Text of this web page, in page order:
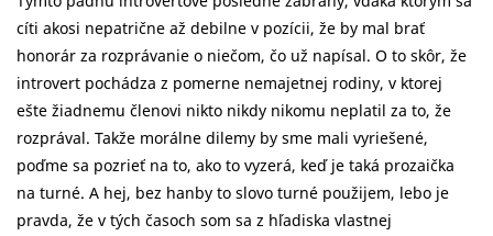
cíti akosi nepatrične až debilne v pozícii, že by mal brať
honorár za rozprávanie o niečom, čo už napísal. O to skôr, že
introvert pochádza z pomerne nemajetnej rodiny, v ktorej
ešte žiadnemu členovi nikto nikdy nikomu neplatil za to, že
rozprával. Takže morálne dilemy by sme mali vyriešené,
poďme sa pozrieť na to, ako to vyzerá, keď je taká prozaička
na turné. A hej, bez hanby to slovo turné použijem, lebo je
pravda, že v tých časoch som sa z hľadiska vlastnej